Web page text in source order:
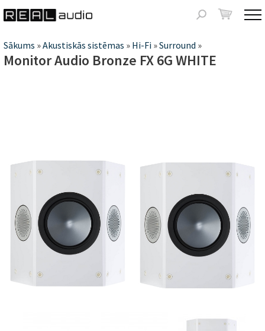
Meklēšanas
forma
Jūs
atrodaties
Sākums »Akustiskās sistēmas » Hi-Fi »Surround »
Monitor Audio Bronze FX 6G WHITE